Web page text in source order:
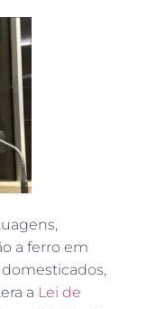
a ferro em
a Lei de